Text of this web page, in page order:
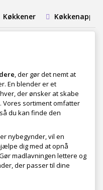
Køkkener
, der gør det nemt at
En blender er et
der ønsker at skabe
sortiment omfatter
du kan finde den
nybegynder, vil en
dig med at opnå
madlavningen lettere og
der passer til dine